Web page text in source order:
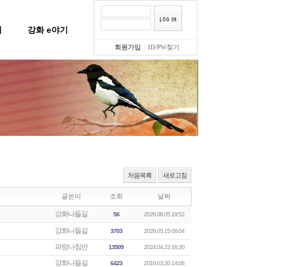
강화 e야기
회원가입 ID/PW찾기
처음목록 새로고침
글쓴이 조회 날짜
강화나들길 56 2026.08.05 19:52
강화나들길 3703 2026.05.15 08:04
파랑나침반 13509 2024.04.23 16:20
강화나들길 6423 2016.03.20 14:08